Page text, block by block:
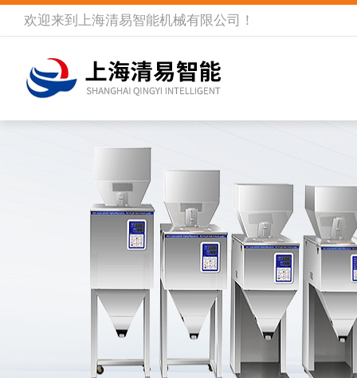
欢迎来到 上海清易智能机械有限公司 ！